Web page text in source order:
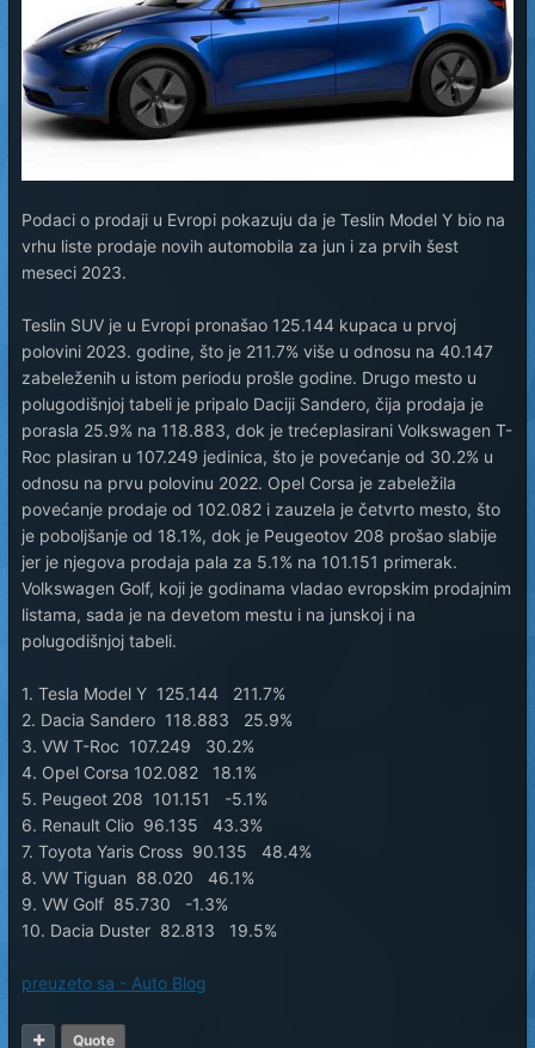
Podaci o prodaji u Evropi pokazuju da je Teslin Model Y bio na
vrhu liste prodaje novih automobila za jun i za prvih šest
meseci 2023.
Teslin SUV je u Evropi pronašao 125.144 kupaca u prvoj
polovini 2023. godine, što je 211.7% više u odnosu na 40.147
zabeleženih u istom periodu prošle godine. Drugo mesto u
polugodišnjoj tabeli je pripalo Daciji Sandero, čija prodaja je
porasla 25.9% na 118.883, dok je trećeplasirani Volkswagen T-
Roc plasiran u 107.249 jedinica, što je povećanje od 30.2% u
odnosu na prvu polovinu 2022. Opel Corsa je zabeležila
povećanje prodaje od 102.082 i zauzela je četvrto mesto, što
je poboljšanje od 18.1%, dok je Peugeotov 208 prošao slabije
jer je njegova prodaja pala za 5.1% na 101.151 primerak.
Volkswagen Golf, koji je godinama vladao evropskim prodajnim
listama, sada je na devetom mestu i na junskoj i na
polugodišnjoj tabeli.
1. Tesla Model Y 125.144 211.7%
2. Dacia Sandero 118.883 25.9%
3. VW T-Roc 107.249 30.2%
4. Opel Corsa 102.082 18.1%
5. Peugeot 208 101.151 -5.1%
6. Renault Clio 96.135 43.3%
7. Toyota Yaris Cross 90.135 48.4%
8. VW Tiguan 88.020 46.1%
9. VW Golf 85.730 -1.3%
10. Dacia Duster 82.813 19.5%
preuzeto sa - Auto Blog
Quote